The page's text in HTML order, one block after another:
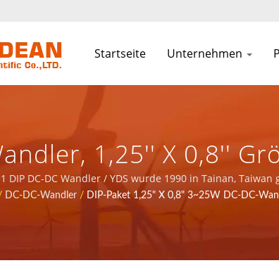
Startseite Unternehmen
1,25'' X 0,8''
Gehäuse, Einzel- &
/
DIP DC-DC Wandler / YDS wurde 1990 in Tainan,
mit ISO 9001, ISO 14001 und
DC-DC-Wandler / DIP-Paket 1,25" X 0,8" 3~25W DC-DC-